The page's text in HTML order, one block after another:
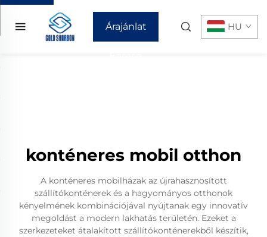
Árajánlat HU
konténeres mobil otthon
A konténeres mobilházak az újrahasznosított
szállítókonténerek és a hagyományos otthonok
kényelmének kombinációjával nyújtanak egy innovatív
megoldást a modern lakhatás területén. Ezeket a
szerkezeteket átalakított szállítókonténerekből készítik,